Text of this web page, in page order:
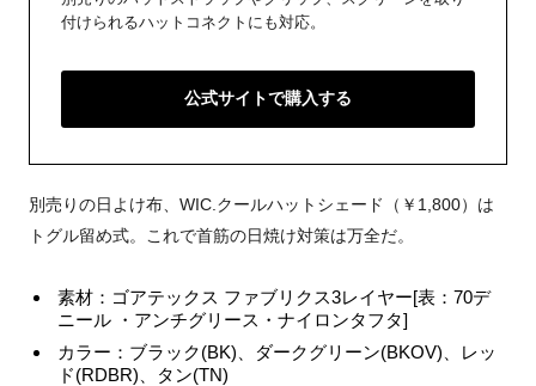
付けられるハットコネクトにも対応。
公式サイトで購入する
別売りの日よけ布、WIC.クールハットシェード（￥1,800）は
トグル留め式。これで首筋の日焼け対策は万全だ。
素材：ゴアテックス ファブリクス3レイヤー[表：70デ
ニール ・アンチグリース・ナイロンタフタ]
カラー：ブラック(BK)、ダークグリーン(BKOV)、レッ
ド(RDBR)、タン(TN)